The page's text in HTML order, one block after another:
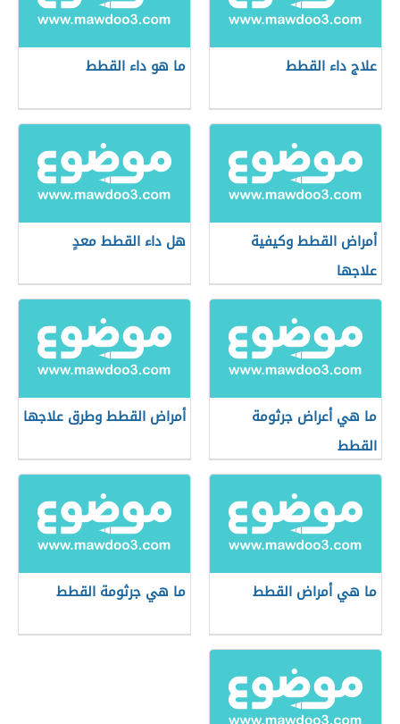
علاج داء القطط ما هو داء القطط
أمراض القطط وكيفية
علاجها
هل داء القطط معدٍ
ما هي أعراض جرثومة
القطط
أمراض القطط وطرق علاجها
ما هي أمراض القطط ما هي جرثومة القطط